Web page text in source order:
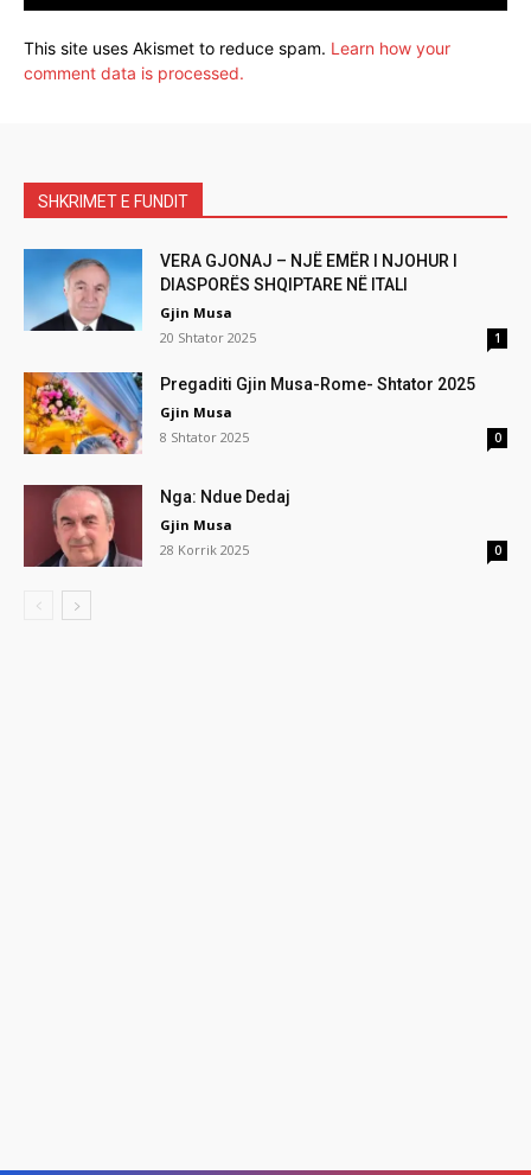
This site uses Akismet to reduce spam. Learn how your
comment data is processed.
SHKRIMET E FUNDIT
VERA GJONAJ – NJË EMËR I NJOHUR I
DIASPORËS SHQIPTARE NË ITALI
Gjin Musa
20 Shtator 2025
1
Pregaditi Gjin Musa-Rome- Shtator 2025
Gjin Musa
8 Shtator 2025
0
Nga: Ndue Dedaj
Gjin Musa
28 Korrik 2025
0